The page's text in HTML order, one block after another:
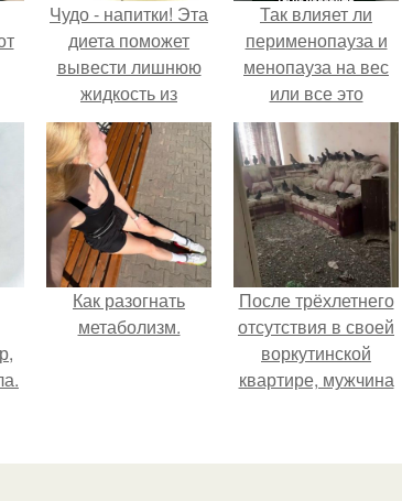
Чудо - напитки! Эта
диета поможет
вывести лишнюю
жидкость из
организма и
моментально
похудеть!
Так влияет ли
перименопауза и
менопауза на вес
или все это
ерунда?
Как разогнать
метаболизм.
После трёхлетнего
отсутствия в своей
воркутинской
квартире, мужчина
жилище стало